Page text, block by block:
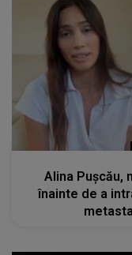
Alina Pușcău,
înainte de a